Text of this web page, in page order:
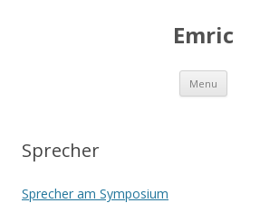
Emric
Menu Spring
de
Sprecher
Sprecher am Symposium